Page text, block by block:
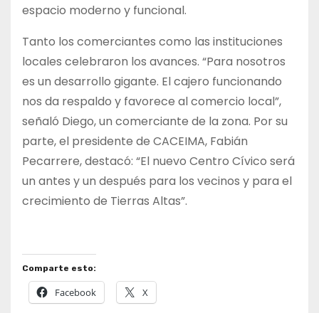
espacio moderno y funcional.
Tanto los comerciantes como las instituciones
locales celebraron los avances. “Para nosotros
es un desarrollo gigante. El cajero funcionando
nos da respaldo y favorece al comercio local”,
señaló Diego, un comerciante de la zona. Por su
parte, el presidente de CACEIMA, Fabián
Pecarrere, destacó: “El nuevo Centro Cívico será
un antes y un después para los vecinos y para el
crecimiento de Tierras Altas”.
Comparte esto:
Facebook X